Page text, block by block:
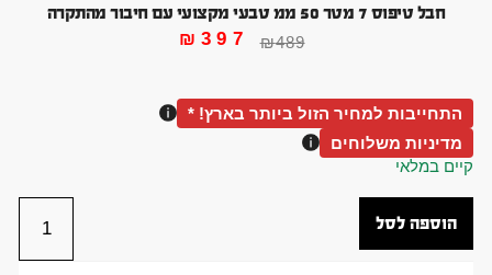
חבל טיפוס 7 מטר 50 ממ טבעי מקצועי עם חיבור מהתקרה
₪489
₪ 397
התחייבות למחיר הזול ביותר בארץ! *
מדיניות משלוחים
קיים במלאי
הוספה לסל